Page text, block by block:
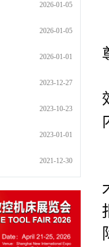
2026-01-05
2026-01-05
2026-01-01
2023-12-27
2023-10-23
2023-01-01
2021-12-30